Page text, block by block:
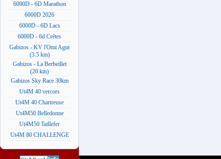
6000D - 6D Marathon
6000D 2026
6000D - 6D Lacs
6000D - 6d Crêtes
Gabizos - KV l'Omi Agut
(3.5 km)
Gabizos - La Berbeillet
(20 km)
Gabizos Sky Race 30km
Ut4M 40 vercors
Ut4M 40 Chartreuse
Ut4M50 Belledonne
Ut4M50 Taillefer
Ut4M 80 CHALLENGE